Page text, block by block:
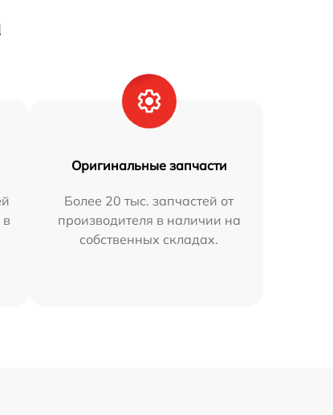
Оригинальные запчасти
Более 20 тыс. запчастей от
производителя в наличии на
собственных складах.